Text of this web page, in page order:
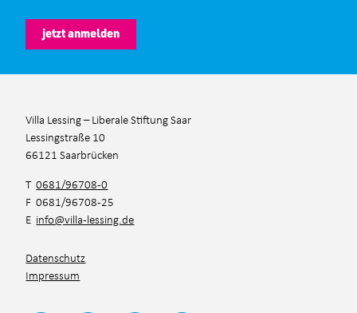
jetzt anmelden
Villa Lessing – Liberale Stiftung Saar
Lessingstraße 10
66121 Saarbrücken
T0681/96708-0
F 0681/96708-25
E info@villa-lessing.de
Datenschutz
Impressum